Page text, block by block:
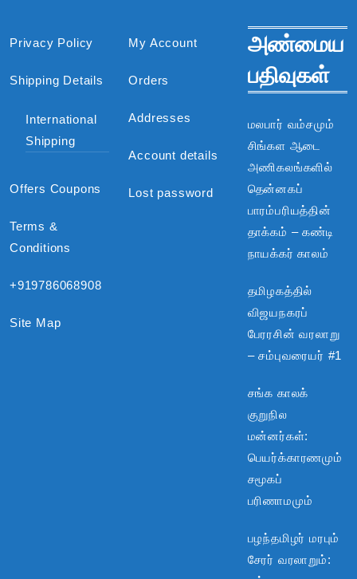
Privacy Policy
Shipping Details
International
Shipping
Offers Coupons
Terms &
Conditions
+919786068908
Site Map
My Account
Orders
Addresses
Account details
Lost password
அண்மைய
பதிவுகள்
மலபார் வம்சமும்
சிங்கள ஆடை
அணிகலங்களில்
தென்னகப்
பாரம்பரியத்தின்
தாக்கம் – கண்டி
நாயக்கர் காலம்
தமிழகத்தில்
விஜயநகரப்
பேரரசின் வரலாறு
– சம்புவரையர் #1
சங்க காலக்
குறுநில
மன்னர்கள்:
பெயர்க்காரணமும்
சமூகப்
பரிணாமமும்
பழந்தமிழர் மரபும்
சேரர் வரலாறும்: